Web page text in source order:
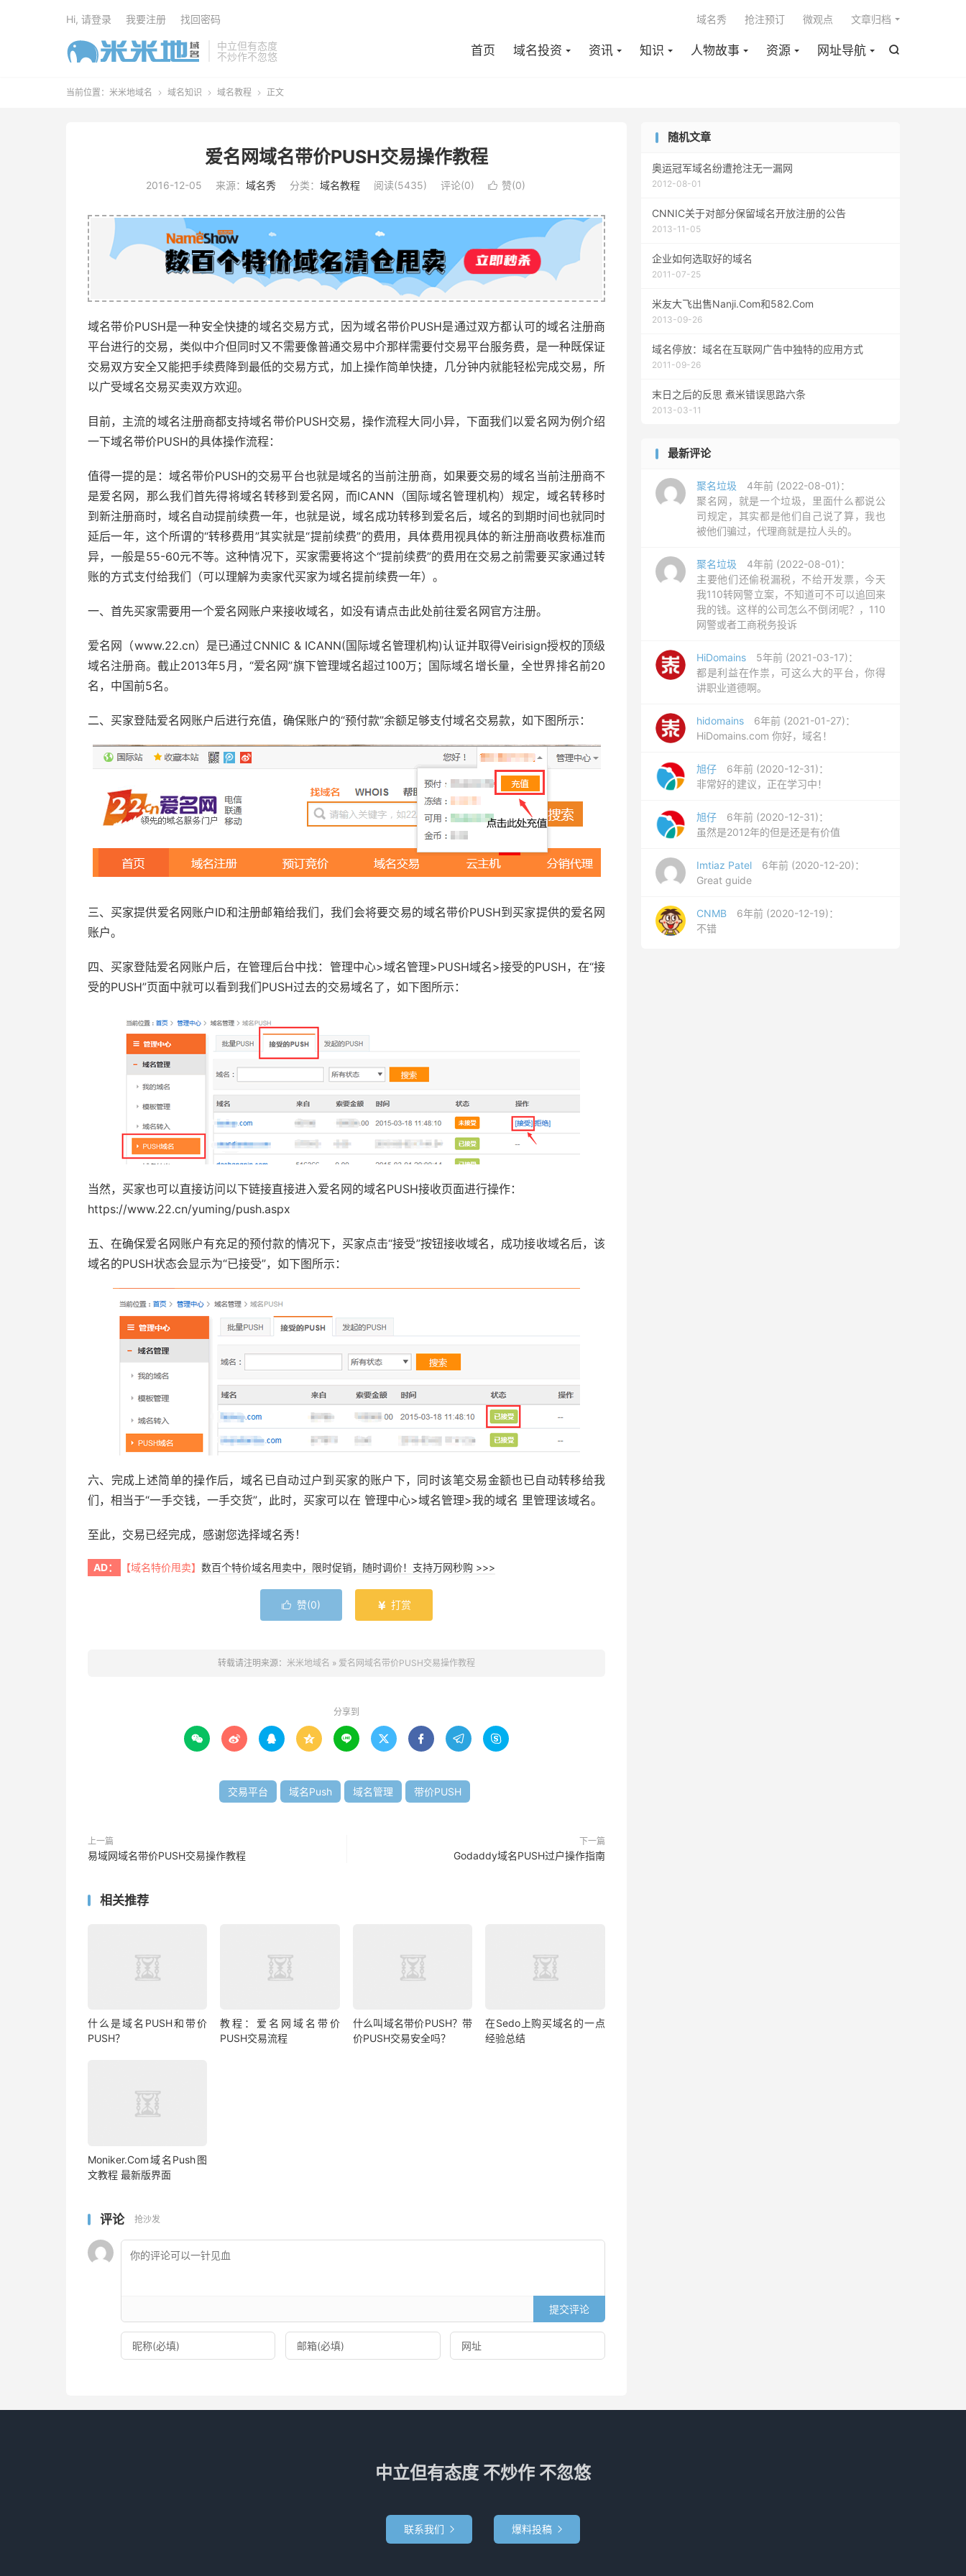
中立但有态度
不炒作不忽悠

首页 域名投资 资讯 知识 人物故事 资源 网址导航
域名秀 抢注预订 微观点 文章归档
Hi, 请登录 我要注册 找回密码
当前位置： 米米地域名  域名知识  域名教程  正文
爱名网域名带价PUSH交易操作教程
2016-12-05 来源： 域名秀 分类： 域名教程 阅读(5435) 评论(0)  赞(0)
域名带价PUSH是一种安全快捷的域名交易方式，因为域名带价PUSH是通过双方都认可的域名注册商
平台进行的交易，类似中介但同时又不需要像普通交易中介那样需要付交易平台服务费，是一种既保证
交易双方安全又能把手续费降到最低的交易方式，加上操作简单快捷，几分钟内就能轻松完成交易，所
以广受域名交易买卖双方欢迎。
目前，主流的域名注册商都支持域名带价PUSH交易，操作流程大同小异，下面我们以爱名网为例介绍
一下域名带价PUSH的具体操作流程：
值得一提的是：域名带价PUSH的交易平台也就是域名的当前注册商，如果要交易的域名当前注册商不
是爱名网，那么我们首先得将域名转移到爱名网，而ICANN（国际域名管理机构）规定，域名转移时
到新注册商时，域名自动提前续费一年，也就是说，域名成功转移到爱名后，域名的到期时间也就同时
延后一年，这个所谓的“转移费用”其实就是“提前续费”的费用，具体费用视具体的新注册商收费标准而
异，一般是55-60元不等。这种情况下，买家需要将这个“提前续费”的费用在交易之前需要买家通过转
账的方式支付给我们（可以理解为卖家代买家为域名提前续费一年）。
一、首先买家需要用一个爱名网账户来接收域名，如没有请点击此处前往爱名网官方注册。
爱名网（www.22.cn）是已通过CNNIC & ICANN(国际域名管理机构)认证并取得Veirisign授权的顶级
域名注册商。截止2013年5月，“爱名网”旗下管理域名超过100万；国际域名增长量，全世界排名前20
名，中国前5名。
二、买家登陆爱名网账户后进行充值，确保账户的“预付款”余额足够支付域名交易款，如下图所示：
三、买家提供爱名网账户ID和注册邮箱给我们，我们会将要交易的域名带价PUSH到买家提供的爱名网
账户。
四、买家登陆爱名网账户后，在管理后台中找：管理中心>域名管理>PUSH域名>接受的PUSH，在“接
受的PUSH”页面中就可以看到我们PUSH过去的交易域名了，如下图所示：
当然，买家也可以直接访问以下链接直接进入爱名网的域名PUSH接收页面进行操作：
https://www.22.cn/yuming/push.aspx
五、在确保爱名网账户有充足的预付款的情况下，买家点击“接受”按钮接收域名，成功接收域名后，该
域名的PUSH状态会显示为“已接受”，如下图所示：
六、完成上述简单的操作后，域名已自动过户到买家的账户下，同时该笔交易金额也已自动转移给我
们，相当于“一手交钱，一手交货”，此时，买家可以在 管理中心>域名管理>我的域名 里管理该域名。
至此，交易已经完成，感谢您选择域名秀！
AD： 【域名特价甩卖】 数百个特价域名甩卖中，限时促销，随时调价！支持万网秒购 >>>
 赞(0)  打赏
转载请注明来源： 米米地域名 » 爱名网域名带价PUSH交易操作教程
分享到
        
交易平台 域名Push 域名管理 带价PUSH
上一篇
易域网域名带价PUSH交易操作教程
下一篇
Godaddy域名PUSH过户操作指南
相关推荐
什么是域名PUSH和带价
PUSH？
教程：爱名网域名带价
PUSH交易流程
什么叫域名带价PUSH？带
价PUSH交易安全吗？
在Sedo上购买域名的一点
经验总结
Moniker.Com域名Push图
文教程 最新版界面
评论 抢沙发
提交评论
随机文章
奥运冠军域名纷遭抢注无一漏网
2012-08-01
CNNIC关于对部分保留域名开放注册的公告
2013-11-05
企业如何选取好的域名
2011-07-25
米友大飞出售Nanji.Com和582.Com
2013-09-26
域名停放：域名在互联网广告中独特的应用方式
2011-09-26
末日之后的反思 煮米错误思路六条
2013-03-11
最新评论
聚名垃圾
4年前 (2022-08-01)：
聚名网，就是一个垃圾，里面什么都说公
司规定，其实都是他们自己说了算，我也
被他们骗过，代理商就是拉人头的。
聚名垃圾
4年前 (2022-08-01)：
主要他们还偷税漏税，不给开发票，今天
我110转网警立案，不知道可不可以追回来
我的钱。这样的公司怎么不倒闭呢？，110
网警或者工商税务投诉
HiDomains
5年前 (2021-03-17)：
都是利益在作祟，可这么大的平台，你得
讲职业道德啊。
hidomains
6年前 (2021-01-27)：
HiDomains.com 你好，域名！
旭仔
6年前 (2020-12-31)：
非常好的建议，正在学习中！
旭仔
6年前 (2020-12-31)：
虽然是2012年的但是还是有价值
Imtiaz Patel
6年前 (2020-12-20)：
Great guide
CNMB
6年前 (2020-12-19)：
不错
中立但有态度 不炒作 不忽悠
联系我们  爆料投稿 